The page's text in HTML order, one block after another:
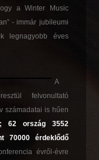
a Winter Music
- immár jubileumi
legnagyobb éves
A
felvonultató
számadatai is hűen
62 ország 3552
70000 érdeklődő
évről-évre